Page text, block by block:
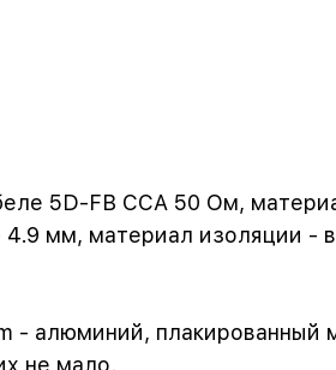
5D-FB CCA 50 Ом,
мм, материал изоляции -
- алюминий, плакированный
не мало.